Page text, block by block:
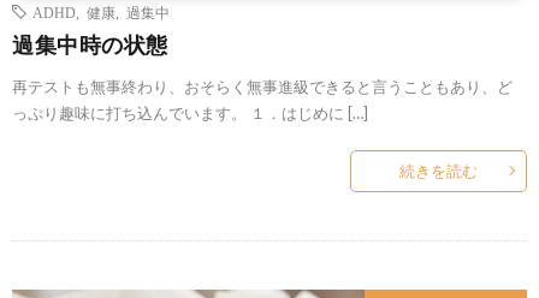
ADHD 健康 過集中
過集中時の状態
再テストも無事終わり、おそらく無事進級できると言うこともあり、ど
っぷり趣味に打ち込んでいます。 １．はじめに […]
続きを読む